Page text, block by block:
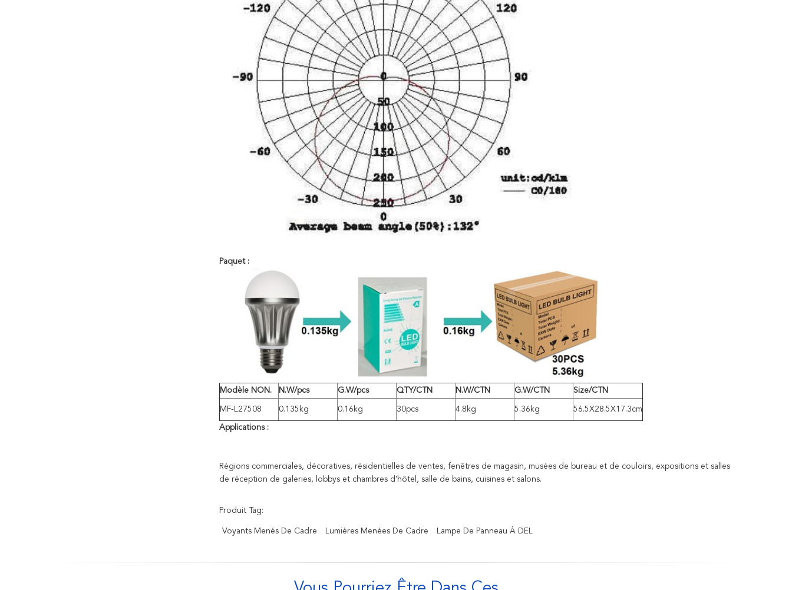
Paquet :
Modèle NON. N.W/pcs G.W/pcs QTY/CTN N.W/CTN G.W/CTN Size/CTN
MF-L27508 0.135kg 0.16kg 30pcs 4.8kg 5.36kg 56.5X28.5X17.3cm
Applications :
Régions commerciales, décoratives, résidentielles de ventes, fenêtres de magasin, musées de bureau et de couloirs, expositions et salles
de réception de galeries, lobbys et chambres d'hôtel, salle de bains, cuisines et salons.
Produit Tag:
Voyants Menés De Cadre Lumières Menées De Cadre Lampe De Panneau À DEL